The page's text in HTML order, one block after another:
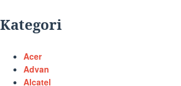
Kategori
Acer
Advan
Alcatel